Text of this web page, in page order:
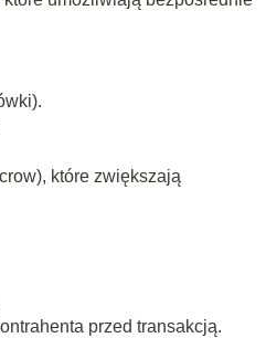
które zwiększają
przed transakcją.